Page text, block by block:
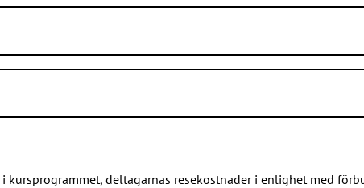
i Helsingfors.Institutet finns på adressen Sörnäs strandväg
(Mäkelininkatu 31) och i Tammerfors (Kalevantie 2).
deltagarnas resekostnader i enlighet med